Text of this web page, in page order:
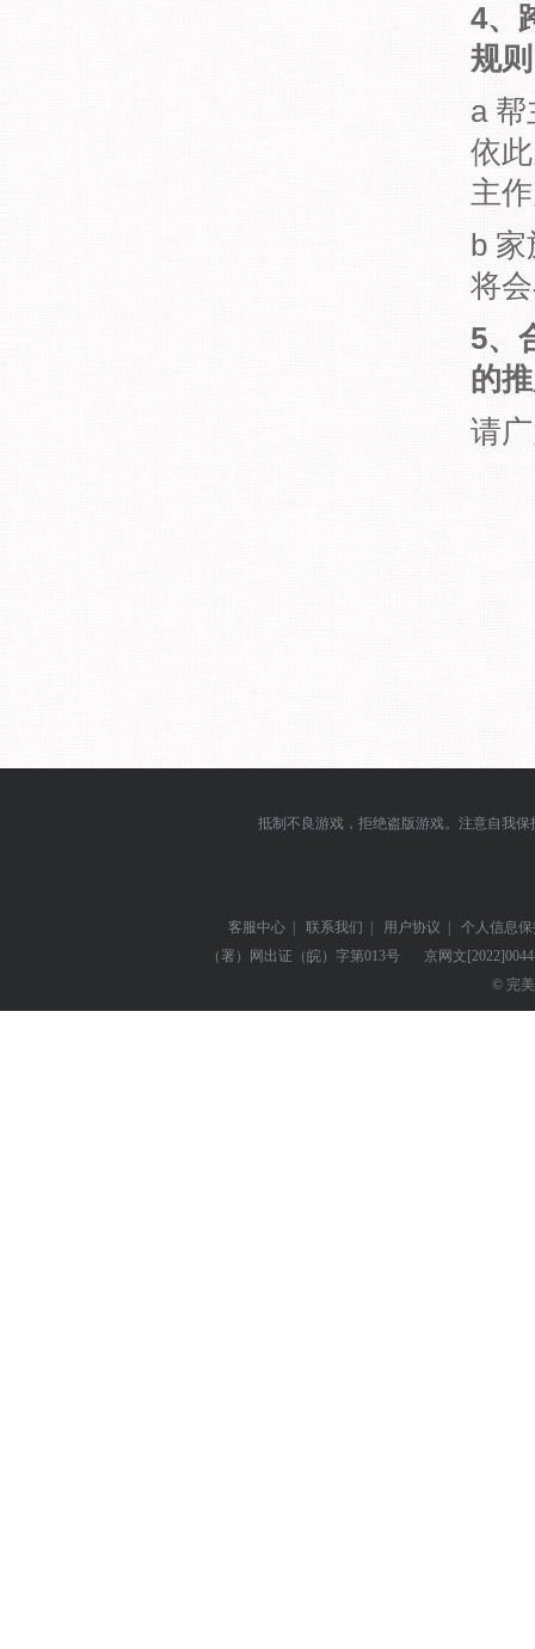
4、
规
a
依
主
b
将
5、
的
请
抵制不良游戏，拒绝盗版游戏。注意自我
客服中心 | 联系我们 | 用户协议 |
个人信息
（署）网出证（皖）字第013号
京网文
© 完美